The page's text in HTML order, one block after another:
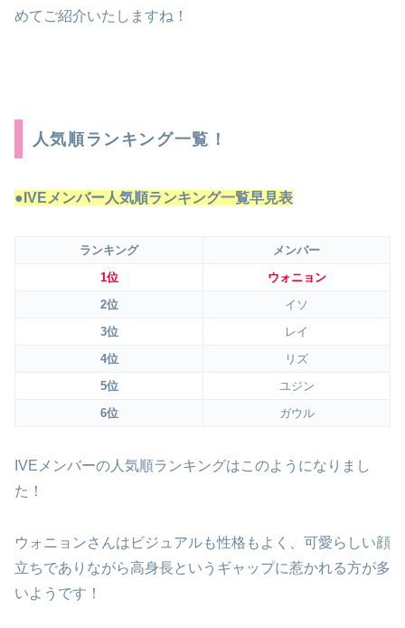
めてご紹介いたしますね！
人気順ランキング一覧！
●IVEメンバー人気順ランキング一覧早見表
ランキング
メンバー
1位
ウォニョン
2位
イソ
3位
レイ
4位
リズ
5位
ユジン
6位
ガウル
IVEメンバーの人気順ランキングはこのようになりまし
た！
ウォニョンさんはビジュアルも性格もよく、可愛らしい顔
立ちでありながら高身長というギャップに惹かれる方が多
いようです！